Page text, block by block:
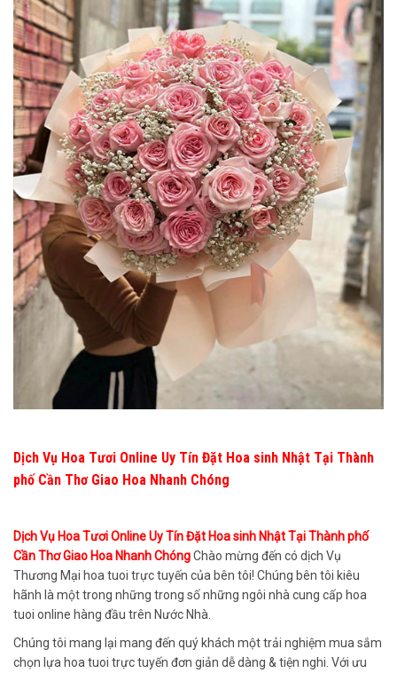
Dịch Vụ Hoa Tươi Online Uy Tín Đặt Hoa sinh Nhật Tại Thành
phố Cần Thơ Giao Hoa Nhanh Chóng
Dịch Vụ Hoa Tươi Online Uy Tín Đặt Hoa sinh Nhật Tại Thành phố
Cần Thơ Giao Hoa Nhanh ChóngChào mừng đến có dịch Vụ
Thương Mại hoa tuoi trực tuyến của bên tôi! Chúng bên tôi kiêu
hãnh là một trong những trong số những ngôi nhà cung cấp hoa
tuoi online hàng đầu trên Nước Nhà.
Chúng tôi mang lại mang đến quý khách một trải nghiệm mua sắm
chọn lựa hoa tuoi trực tuyến đơn giản dễ dàng & tiện nghi. Với ưu